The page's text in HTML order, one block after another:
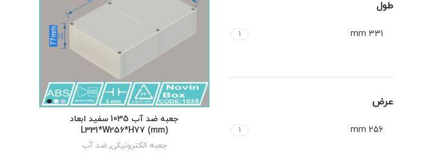
طول
331 mm
1
عرض
256 mm
1
جعبه ضد آب 1035 سفید ابعاد
L331*W256*H77 (mm)
جعبه الکترونیکی,ضد آب